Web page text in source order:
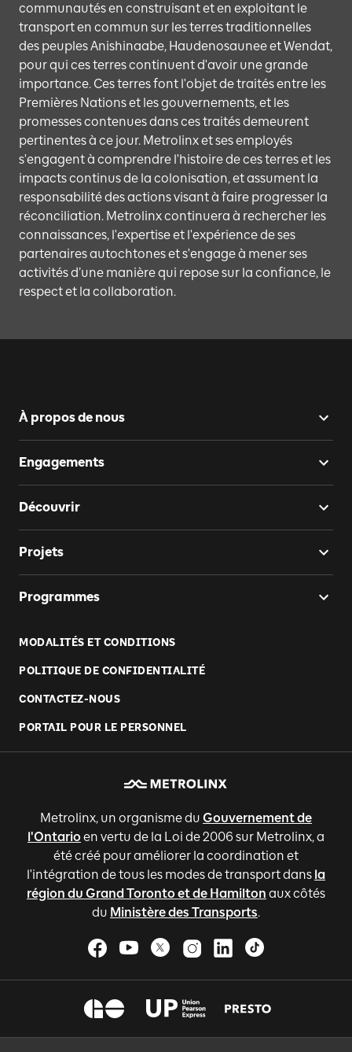
communautés en construisant et en exploitant le
transport en commun sur les terres traditionnelles
des peuples Anishinaabe, Haudenosaunee et Wendat,
pour qui ces terres continuent d'avoir une grande
importance. Ces terres font l'objet de traités entre les
Premières Nations et les gouvernements, et les
promesses contenues dans ces traités demeurent
pertinentes à ce jour. Metrolinx et ses employés
s'engagent à comprendre l'histoire de ces terres et les
impacts continus de la colonisation, et assument la
responsabilité des actions visant à faire progresser la
réconciliation. Metrolinx continuera à rechercher les
connaissances, l'expertise et l'expérience de ses
partenaires autochtones et s'engage à mener ses
activités d’une manière qui repose sur la confiance, le
respect et la collaboration.
À propos de nous
Engagements
Découvrir
Projets
Programmes
MODALITÉS ET CONDITIONS
POLITIQUE DE CONFIDENTIALITÉ
CONTACTEZ-NOUS
PORTAIL POUR LE PERSONNEL
Metrolinx, un organisme du Gouvernement de
l'Ontario en vertu de la Loi de 2006 sur Metrolinx, a
été créé pour améliorer la coordination et
l'intégration de tous les modes de transport dans la
région du Grand Toronto et de Hamilton aux côtés
du Ministère des Transports.